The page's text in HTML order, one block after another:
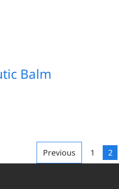
Balm
Previous 1 2